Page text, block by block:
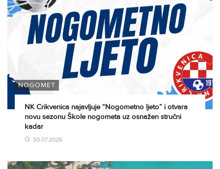
NOGOMET
NK Crikvenica najavljuje “Nogometno ljeto” i otvara
novu sezonu Škole nogometa uz osnažen stručni
kadar
30.07.2026